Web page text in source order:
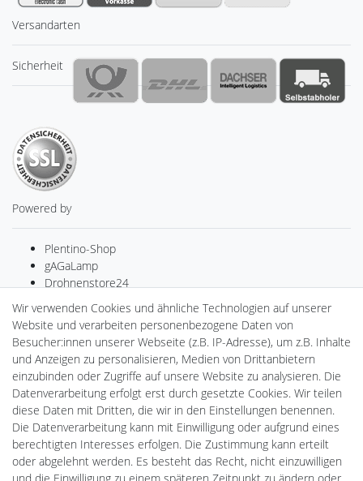
Versandarten
Sicherheit
Powered by
Plentino-Shop
gAGaLamp
Drohnenstore24
Batteriespeicher
PlentiSolar
Gebrauchtlicht
Wallbox24
DEYESOLAR
Lightech Connect
CardanLight Europe
FORTIMO LEDs
LED-RETROSHOP
MeinUSB
Wir verwenden Cookies und ähnliche Technologien auf unserer
Website und verarbeiten personenbezogene Daten von
Besucher:innen unserer Webseite (z.B. IP-Adresse), um z.B. Inhalte
und Anzeigen zu personalisieren, Medien von Drittanbietern
einzubinden oder Zugriffe auf unsere Website zu analysieren. Die
Datenverarbeitung erfolgt erst durch gesetzte Cookies. Wir teilen
diese Daten mit Dritten, die wir in den Einstellungen benennen.
Die Datenverarbeitung kann mit Einwilligung oder aufgrund eines
berechtigten Interesses erfolgen. Die Zustimmung kann erteilt
oder abgelehnt werden. Es besteht das Recht, nicht einzuwilligen